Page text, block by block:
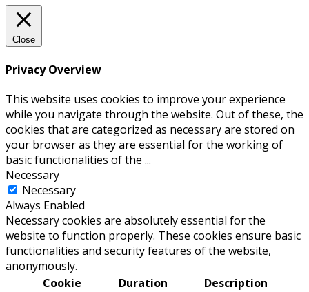
Close
Privacy Overview
This website uses cookies to improve your experience
while you navigate through the website. Out of these, the
cookies that are categorized as necessary are stored on
your browser as they are essential for the working of
basic functionalities of the ...
Necessary
Necessary
Always Enabled
Necessary cookies are absolutely essential for the
website to function properly. These cookies ensure basic
functionalities and security features of the website,
anonymously.
Cookie
Duration Description